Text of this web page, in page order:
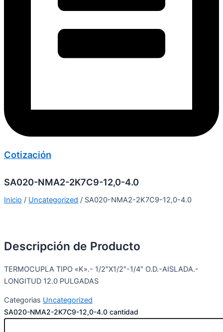
Cotización
SA020-NMA2-2K7C9-12,0-4.0
Inicio / Uncategorized / SA020-NMA2-2K7C9-12,0-4.0
Descripción de Producto
TERMOCUPLA TIPO «K».- 1/2″X1/2″-1/4″ O.D.-AISLADA.-
LONGITUD 12.0 PULGADAS
Categorias Uncategorized
SA020-NMA2-2K7C9-12,0-4.0 cantidad